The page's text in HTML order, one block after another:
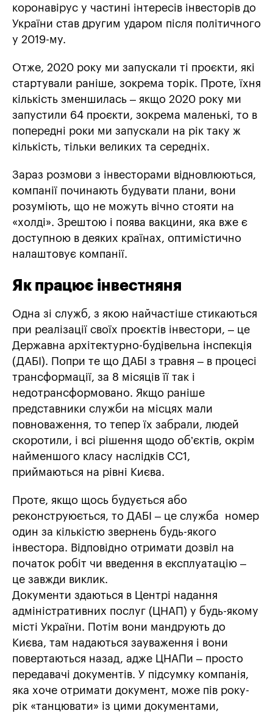
коронавірус у частині інтересів інвесторів до
України став другим ударом після політичного
у 2019-му.
Отже, 2020 року ми запускали ті проєкти, які
стартували раніше, зокрема торік. Проте, їхня
кількість зменшилась – якщо 2020 року ми
запустили 64 проєкти, зокрема маленькі, то в
попередні роки ми запускали на рік таку ж
кількість, тільки великих та середніх.
Зараз розмови з інвесторами відновлюються,
компанії починають будувати плани, вони
розуміють, що не можуть вічно стояти на
«холді». Зрештою і поява вакцини, яка вже є
доступною в деяких країнах, оптимістично
налаштовує компанії.
Як працює інвестняня
Одна зі служб, з якою найчастіше стикаються
при реалізації своїх проєктів інвестори, – це
Державна архітектурно-будівельна інспекція
(ДАБІ). Попри те що ДАБІ з травня – в процесі
трансформації, за 8 місяців її так і
недотрансформовано. Якщо раніше
представники служби на місцях мали
повноваження, то тепер їх забрали, людей
скоротили, і всі рішення щодо об’єктів, окрім
найменшого класу наслідків СС1,
приймаються на рівні Києва.
Проте, якщо щось будується або
реконструюється, то ДАБІ – це служба номер
один за кількістю звернень будь-якого
інвестора. Відповідно отримати дозвіл на
початок робіт чи введення в експлуатацію –
це завжди виклик.
Документи здаються в Центрі надання
адміністративних послуг (ЦНАП) у будь-якому
місті України. Потім вони мандрують до
Києва, там надаються зауваження і вони
повертаються назад, адже ЦНАПи – просто
передавачі документів. У підсумку компанія,
яка хоче отримати документ, може пів року-
рік «танцювати» із цими документами,